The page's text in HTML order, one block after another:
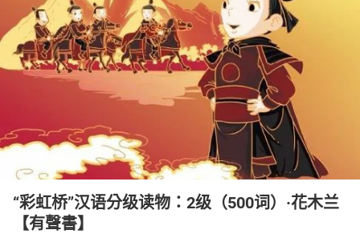
日本購物 電子/紙本書
HOT
“彩虹桥”汉语分级读物：2级（500词）·花木兰
【有聲書】